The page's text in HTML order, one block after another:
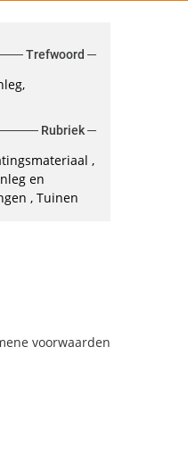
Trefwoord
Rubriek
en
Tuinen
voorwaarden